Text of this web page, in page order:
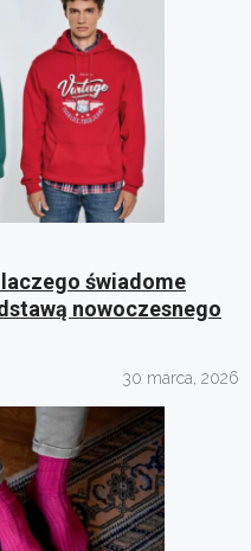
świadome
nowoczesnego
30 marca, 2026